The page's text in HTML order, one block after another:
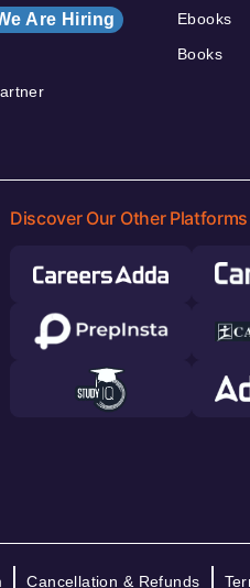
Are Hiring
Ebooks
Books
Discover Our Other Platforms
Cancellation & Refunds